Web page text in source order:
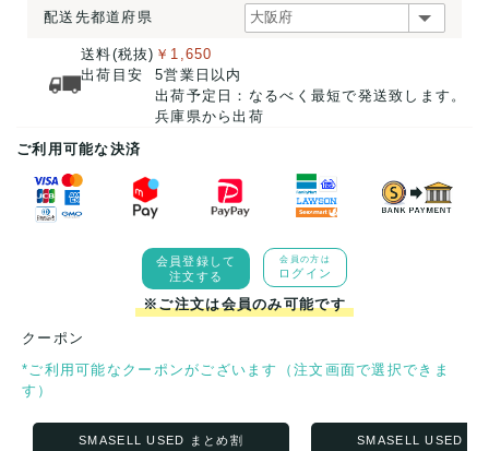
配送先都道府県
送料(税抜)
出荷目安
￥1,650
5営業日以内
出荷予定日：なるべく最短で発送致します。
兵庫県から出荷
ご利用可能な決済
会員登録して
注文する
会員の方は
ログイン
※ご注文は会員のみ可能です
クーポン
*ご利用可能なクーポンがございます（注文画面で選択できま
す）
SMASELL USED まとめ割 SMASELL USED ま